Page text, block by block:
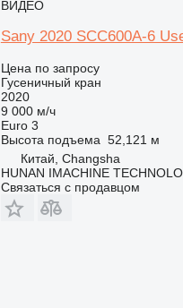
ВИДЕО
Sany 2020 SCC600A-6
Цена по запросу
Гусеничный кран
2020
9 000 м/ч
Euro 3
Высота подъема 52,121 м
Китай, Changsha
HUNAN IMACHINE
Связаться с продавцом